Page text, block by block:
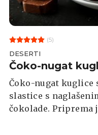
(5)
DESERTI
Čoko-nugat
Čoko-nugat kuglice
slastice s
čokolade. Priprema